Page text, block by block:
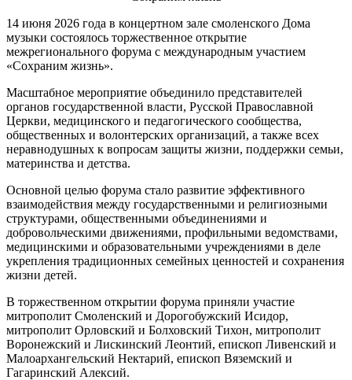
14 июня 2026 года в концертном зале смоленского Дома
музыки состоялось торжественное открытие
межрегионального форума с международным участием
«Сохраним жизнь».
Масштабное мероприятие объединило представителей
органов государственной власти, Русской Православной
Церкви, медицинского и педагогического сообщества,
общественных и волонтерских организаций, а также всех
неравнодушных к вопросам защиты жизни, поддержки семьи,
материнства и детства.
Основной целью форума стало развитие эффективного
взаимодействия между государственными и религиозными
структурами, общественными объединениями и
добровольческими движениями, профильными ведомствами,
медицинскими и образовательными учреждениями в деле
укрепления традиционных семейных ценностей и сохранения
жизни детей.
В торжественном открытии форума приняли участие
митрополит Смоленский и Дорогобужский Исидор,
митрополит Орловский и Болховский Тихон, митрополит
Воронежский и Лискинский Леонтий, епископ Ливенский и
Малоархангельский Нектарий, епископ Вяземский и
Гагаринский Алексий.